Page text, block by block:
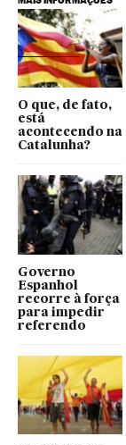
O que, de fato,
está
acontecendo na
Catalunha?
Governo
Espanhol
recorre à força
para impedir
referendo